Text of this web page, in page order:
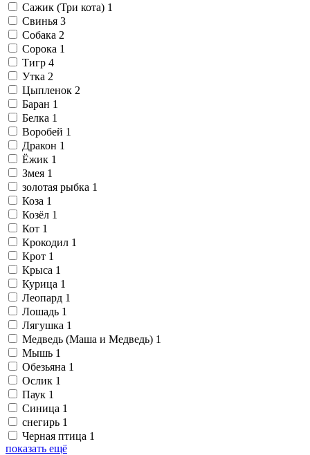
Сажик (Три кота) 1
Свинья 3
Собака 2
Сорока 1
Тигр 4
Утка 2
Цыпленок 2
Баран 1
Белка 1
Воробей 1
Дракон 1
Ёжик 1
Змея 1
золотая рыбка 1
Коза 1
Козёл 1
Кот 1
Крокодил 1
Крот 1
Крыса 1
Курица 1
Леопард 1
Лошадь 1
Лягушка 1
Медведь (Маша и Медведь) 1
Мышь 1
Обезьяна 1
Ослик 1
Паук 1
Синица 1
снегирь 1
Черная птица 1
показать ещё